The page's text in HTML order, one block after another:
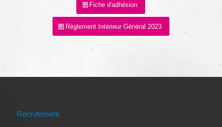
Fiche d'adhésion
Règlement Intérieur Général 2023
Recrutement